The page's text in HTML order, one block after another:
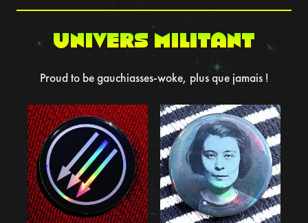
UNIVERS MILITANT
Proud to be gauchiasses-woke, plus que jamais !